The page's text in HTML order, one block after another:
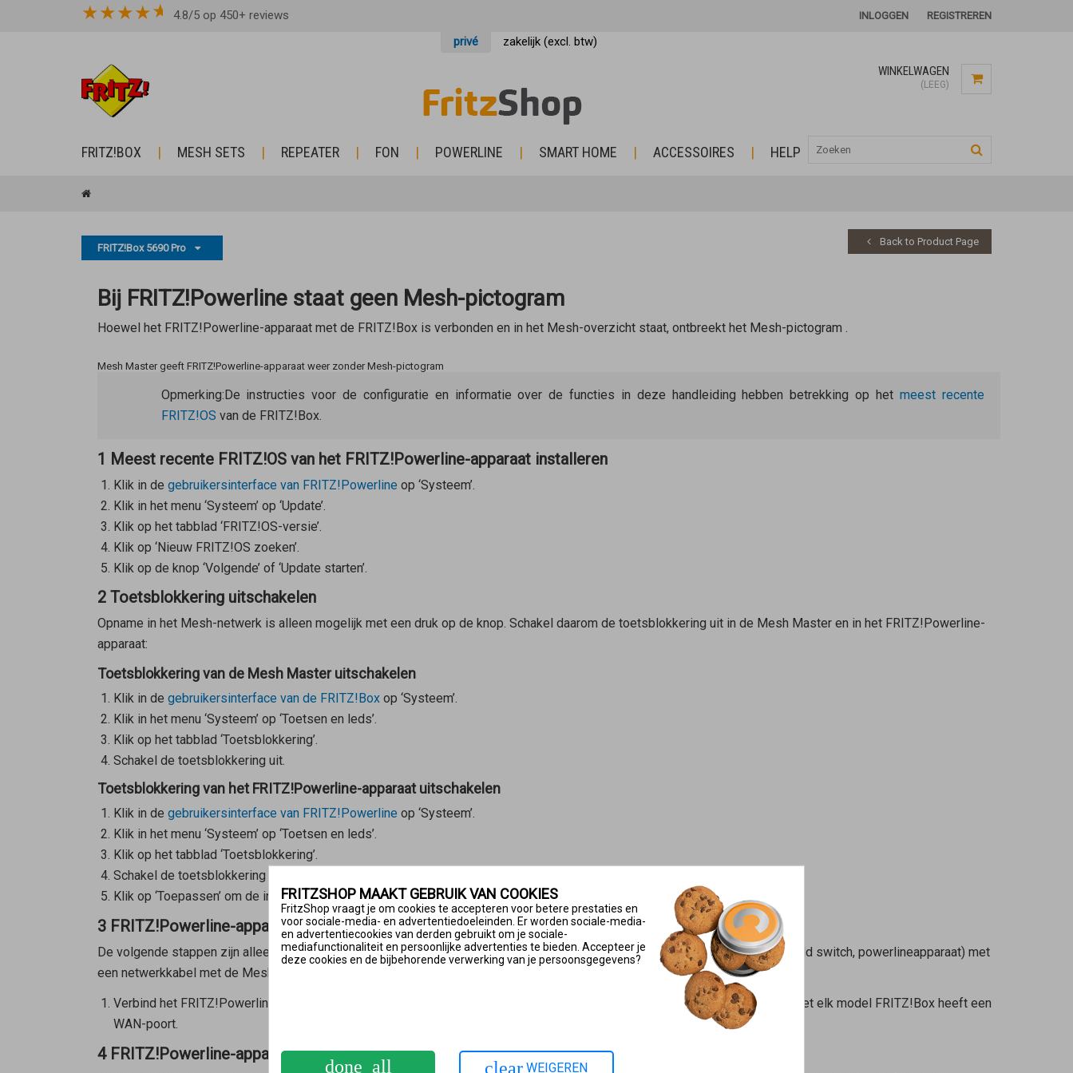
★★★★ 4.8/5 op 450+ reviews INLOGGEN REGISTREREN
privé zakelijk (excl. btw)
WINKELWAGEN
(LEEG)
FRITZ!BOX MESH SETS REPEATER FON POWERLINE SMART HOME ACCESSOIRES HELP
FRITZ!Box 5690 Pro
Back to Product Page
Bij FRITZ!Powerline staat geen Mesh-pictogram
Hoewel het FRITZ!Powerline-apparaat met de FRITZ!Box is verbonden en in het Mesh-overzicht staat, ontbreekt het Mesh-pictogram
Mesh Master geeft FRITZ!Powerline-apparaat weer zonder Mesh-pictogram
Opmerking: De instructies voor de configuratie en informatie over de functies in deze handleiding hebben betrekking op het meest recente
FRITZ!OS van de FRITZ!Box.
1 Meest recente FRITZ!OS van het FRITZ!Powerline-apparaat installeren
Klik in de gebruikersinterface van FRITZ!Powerline op ‘Systeem’.
Klik in het menu ‘Systeem’ op ‘Update’.
Klik op het tabblad ‘FRITZ!OS-versie’.
Klik op ‘Nieuw FRITZ!OS zoeken’.
Klik op de knop ‘Volgende’ of ‘Update starten’.
2 Toetsblokkering uitschakelen
Opname in het Mesh-netwerk is alleen mogelijk met een druk op de knop. Schakel daarom de toetsblokkering uit in de Mesh Masteren in het FRITZ!Powerline-
apparaat:
Toetsblokkering van de Mesh Master uitschakelen
Klik in de gebruikersinterface van de FRITZ!Boxop ‘Systeem’.
Klik in het menu ‘Systeem’ op ‘Toetsen en leds’.
Klik op het tabblad ‘Toetsblokkering’.
Schakel de toetsblokkering uit.
Toetsblokkering van het FRITZ!Powerline-apparaat uitschakelen
Klik in de gebruikersinterface van FRITZ!Powerline op ‘Systeem’.
Klik in het menu ‘Systeem’ op ‘Toetsen en leds’.
Klik op het tabblad ‘Toetsblokkering’.
Schakel de toetsblokkering uit.
Klik op ‘Toepassen’ om de instellingen op te slaan.
3 FRITZ!Powerline-apparaat rechtstreeks met Mesh Master verbinden
De volgende stappen zijn alleen nodig als het FRITZ!Powerline-apparaat via een apparaat van een andere fabrikant (bijvoorbeeld switch, powerlineapparaat) met
een netwerkkabel met de Mesh Master
Verbind het FRITZ!Powerline-apparaat rechtstreeks met een LAN-poort van de nietde WAN-poort. Niet elk model FRITZ!Box heeft een
WAN-poort.
4 FRITZ!Powerline-apparaat met een druk op de knop in het Mesh-netwerk opnemen
FRITZSHOP MAAKT GEBRUIK VAN COOKIES
FritzShop vraagt je om cookies te accepteren voor betere prestaties en
voor sociale-media- en advertentiedoeleinden. Er worden sociale-media-
en advertentiecookies van derden gebruikt om je sociale-
mediafunctionaliteit en persoonlijke advertenties te bieden. Accepteer je
deze cookies en de bijbehorende verwerking van je persoonsgegevens?
done_all clear WEIGEREN